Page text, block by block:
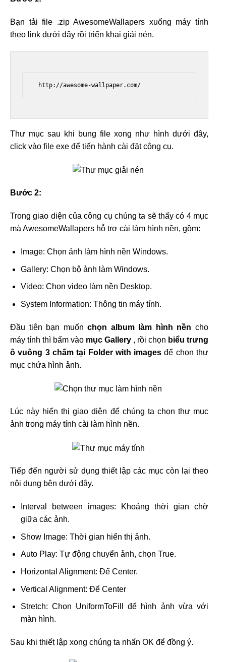
Bạn tải file .zip AwesomeWallapers xuống máy tính
theo link dưới đây rồi triển khai giải nén.
http://awesome-wallpaper.com/
Thư mục sau khi bung file xong như hình dưới đây,
click vào file exe để tiến hành cài đặt công cụ.
Bước 2:
Trong giao diện của công cụ chúng ta sẽ thấy có 4 mục
mà AwesomeWallapers hỗ trợ cài làm hình nền, gồm:
Image: Chọn ảnh làm hình nền Windows.
Gallery: Chọn bộ ảnh làm Windows.
Video: Chọn video làm nền Desktop.
System Information: Thông tin máy tính.
Đầu tiên bạn muốnchọn album làm hình nềncho
máy tính thì bấm vào mục Gallery , rồi chọn biểu trưng
ô vuông 3 chấm tại Folder with imagesđể chọn thư
mục chứa hình ảnh.
Lúc này hiển thị giao diện để chúng ta chọn thư mục
ảnh trong máy tính cài làm hình nền.
Tiếp đến người sử dụng thiết lập các mục còn lại theo
nội dung bên dưới đây.
Interval between images: Khoảng thời gian chờ
giữa các ảnh.
Show Image: Thời gian hiển thị ảnh.
Auto Play: Tự động chuyển ảnh, chọn True.
Horizontal Alignment: Để Center.
Vertical Alignment: Để Center
Stretch: Chọn UniformToFill để hình ảnh vừa với
màn hình.
Sau khi thiết lập xong chúng ta nhấn OK để đồng ý.